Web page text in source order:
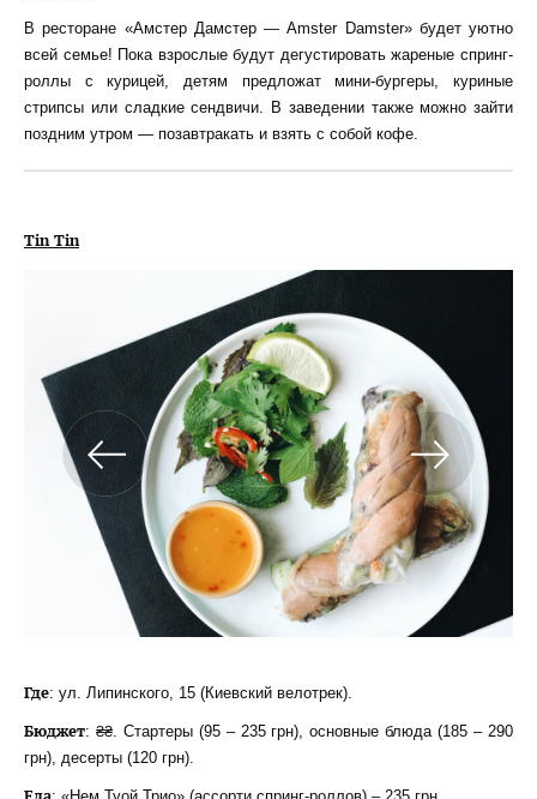
В ресторане «Амстер Дамстер — Amster Damster» будет уютно
всей семье! Пока взрослые будут дегустировать жареные спринг-
роллы с курицей, детям предложат мини-бургеры, куриные
стрипсы или сладкие сендвичи. В заведении также можно зайти
поздним утром — позавтракать и взять с собой кофе.
Tin Tin
Где: ул. Липинского, 15 (Киевский велотрек).
Бюджет: ₴₴. Стартеры (95 – 235 грн), основные блюда (185 – 290
грн), десерты (120 грн).